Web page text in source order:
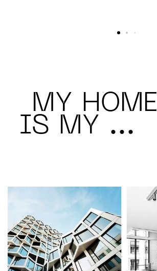
MY HOME
IS MY ...